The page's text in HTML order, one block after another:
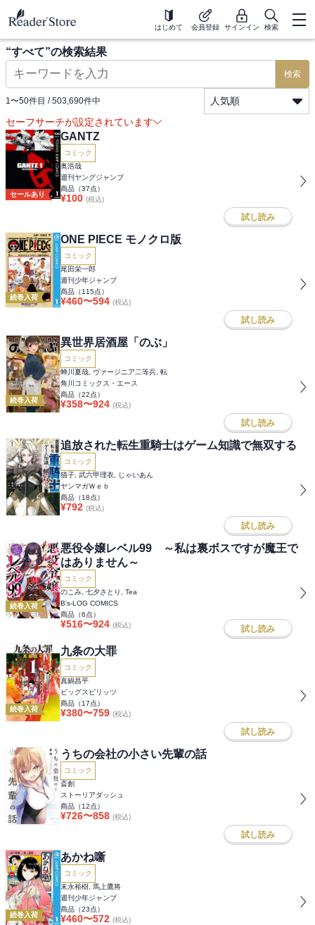
はじめて 会員登録 サインイン 検索
“すべて”の検索結果
検索
1〜50件目 / 503,690件中
人気順
セーフサーチが設定されています
セールあり
GANTZ
コミック
奥浩哉
週刊ヤングジャンプ
商品（37点）
¥100 (税込)
試し読み
続巻入荷
ONE PIECE モノクロ版
コミック
尾田栄一郎
週刊少年ジャンプ
商品（115点）
¥460〜594 (税込)
試し読み
続巻入荷
異世界居酒屋「のぶ」
コミック
蝉川夏哉, ヴァージニア二等兵, 転
角川コミックス・エース
商品（22点）
¥358〜924 (税込)
試し読み
追放された転生重騎士はゲーム知識で無双する
コミック
猫子, 武六甲理衣, じゃいあん
ヤンマガＷｅｂ
商品（18点）
¥792 (税込)
試し読み
続巻入荷
悪役令嬢レベル99 ～私は裏ボスですが魔王で
はありません～
コミック
のこみ, 七夕さとり, Tea
B's-LOG COMICS
商品（6点）
¥516〜924 (税込) 試し読み
続巻入荷
九条の大罪
コミック
真鍋昌平
ビッグスピリッツ
商品（17点）
¥380〜759 (税込)
試し読み
うちの会社の小さい先輩の話
コミック
斎創
ストーリアダッシュ
商品（12点）
¥726〜858 (税込)
試し読み
続巻入荷
あかね噺
コミック
末永裕樹, 馬上鷹将
週刊少年ジャンプ
商品（23点）
¥460〜572 (税込)